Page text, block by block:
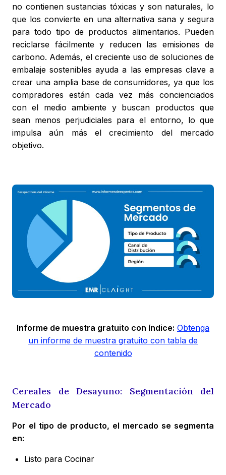
no contienen sustancias tóxicas y son naturales, lo
que los convierte en una alternativa sana y segura
para todo tipo de productos alimentarios. Pueden
reciclarse fácilmente y reducen las emisiones de
carbono. Además, el creciente uso de soluciones de
embalaje sostenibles ayuda a las empresas clave a
crear una amplia base de consumidores, ya que los
compradores están cada vez más concienciados
con el medio ambiente y buscan productos que
sean menos perjudiciales para el entorno, lo que
impulsa aún más el crecimiento del mercado
objetivo.
Informe de muestra gratuito con índice: Obtenga
un informe de muestra gratuito con tabla de
contenido
Cereales de Desayuno: Segmentación del
Mercado
Por el tipo de producto, el mercado se segmenta
en:
Listo para Cocinar